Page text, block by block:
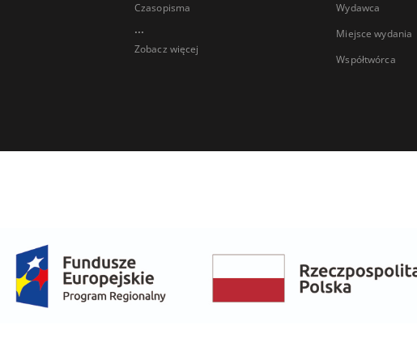
Czasopisma
...
Zobacz więcej
Wydawca
Miejsce wydania
Współtwórca